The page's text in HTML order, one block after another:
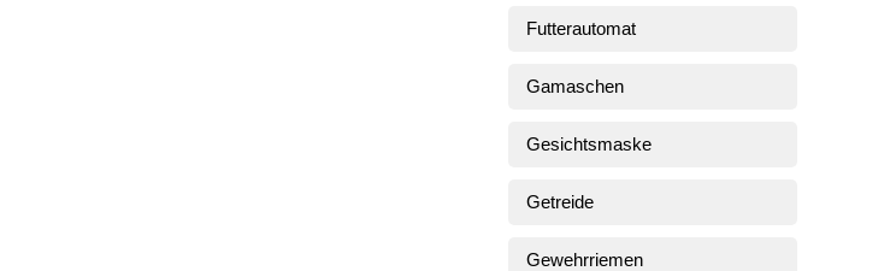
Futterautomat
Gamaschen
Gesichtsmaske
Getreide
Gewehrriemen